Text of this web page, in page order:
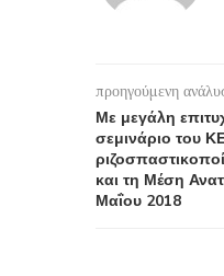
προηγούμενη
Με μεγάλη
σεμινάριο του
και τη Μέση
Μαΐου 2018